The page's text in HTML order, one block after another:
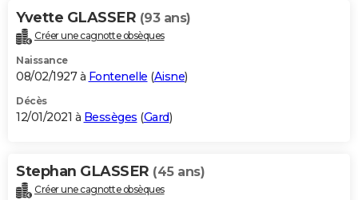
Yvette GLASSER (93 ans)
Créer une cagnotte obsèques
Naissance
08/02/1927 à Fontenelle (Aisne)
Décès
12/01/2021 à Bessèges (Gard)
Stephan GLASSER (45 ans)
Créer une cagnotte obsèques